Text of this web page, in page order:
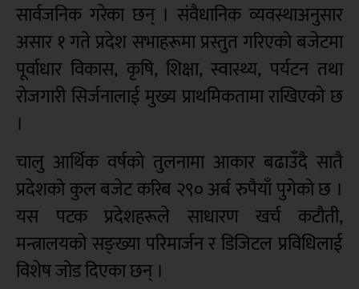
सार्वजनिक गरेका छन् । संवैधानिक व्यवस्थाअनुसार
असार १ गते प्रदेश सभाहरूमा प्रस्तुत गरिएको बजेटमा
पूर्वाधार विकास, कृषि, शिक्षा, स्वास्थ्य, पर्यटन तथा
रोजगारी सिर्जनालाई मुख्य प्राथमिकतामा राखिएको छ
।
चालु आर्थिक वर्षको तुलनामा आकार बढाउँदै सातै
प्रदेशको कुल बजेट करिब २९० अर्ब रुपैयाँ पुगेको छ ।
यस पटक प्रदेशहरूले साधारण खर्च कटौती,
मन्त्रालयको सङ्ख्या परिमार्जन र डिजिटल प्रविधिलाई
विशेष जोड दिएका छन् ।